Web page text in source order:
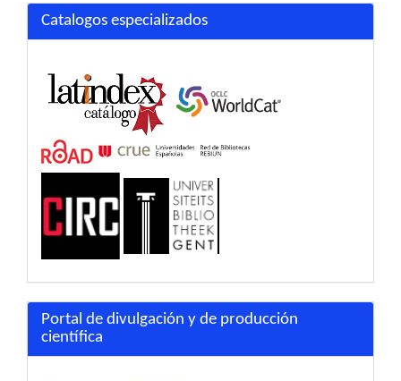
Catalogos especializados
Portal de divulgación y de producción
científica